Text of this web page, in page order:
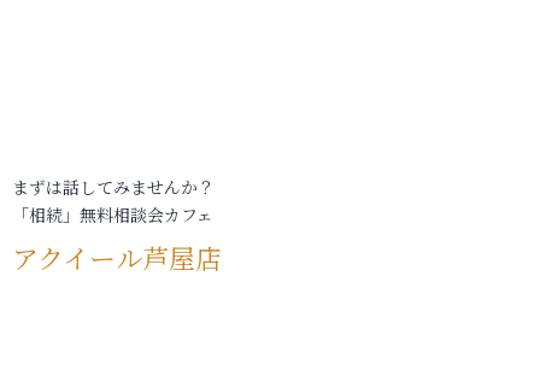
まずは話してみませんか？
「相続」無料相談会カフェ
アクイール芦屋店